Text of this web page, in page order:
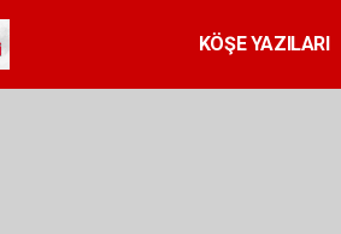
KÖŞE YAZILARI